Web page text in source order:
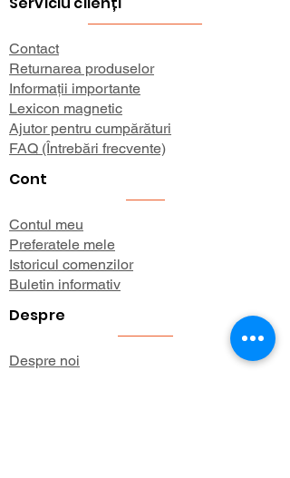
Contact
Returnarea produselor
Informații importante
Lexicon magnetic
Ajutor pentru cumpărături
FAQ (Întrebări frecvente)
Cont
Contul meu
Preferatele mele
Istoricul comenzilor
Buletin informativ
Despre
Despre noi